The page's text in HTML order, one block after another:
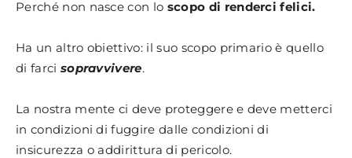
Perché non nasce con lo scopo di renderci felici.
Ha un altro obiettivo: il suo scopo primario è quello
di farci sopravvivere.
La nostra mente ci deve proteggere e deve metterci
in condizioni di fuggire dalle condizioni di
insicurezza o addirittura di pericolo.